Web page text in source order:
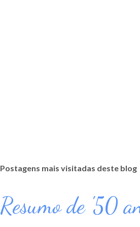
Postagens mais visitadas deste blog
Resumo de '50